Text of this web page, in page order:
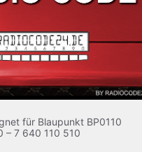
für Blaupunkt BP0110
– 7 640 110 510